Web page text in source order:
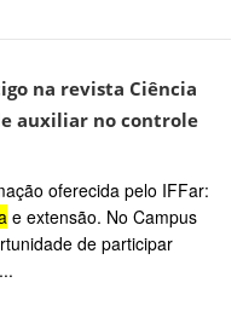
na revista Ciência
auxiliar no controle
oferecida pelo IFFar:
e extensão. No Campus
de participar